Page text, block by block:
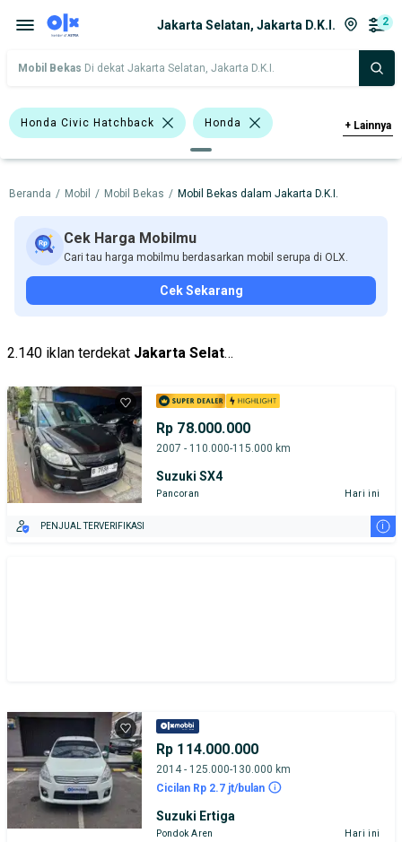
Jakarta Selatan, Jakarta D.K.I. 2
Mobil Bekas Di dekat Jakarta Selatan, Jakarta D.K.I.
Honda Civic Hatchback Honda
Suzuki
Harga Merek Dan Model Tahun
Tipe Bodi Tipe Membership
+ Lainnya
Beranda / Mobil / Mobil Bekas / Mobil Bekas dalam Jakarta D.K.I.
Cek Harga Mobilmu
Cari tau harga mobilmu berdasarkan mobil serupa di OLX.
Cek Sekarang
2.140 iklan terdekat Jakarta Selatan
Rp 78.000.000
2007 - 110.000-115.000 km
Suzuki SX4
Pancoran Hari ini
PENJUAL TERVERIFIKASI i
Rp 114.000.000
2014 - 125.000-130.000 km
Cicilan Rp 2.7 jt/bulan
Suzuki Ertiga
Pondok Aren Hari ini